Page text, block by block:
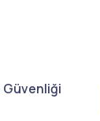
Güvenliği